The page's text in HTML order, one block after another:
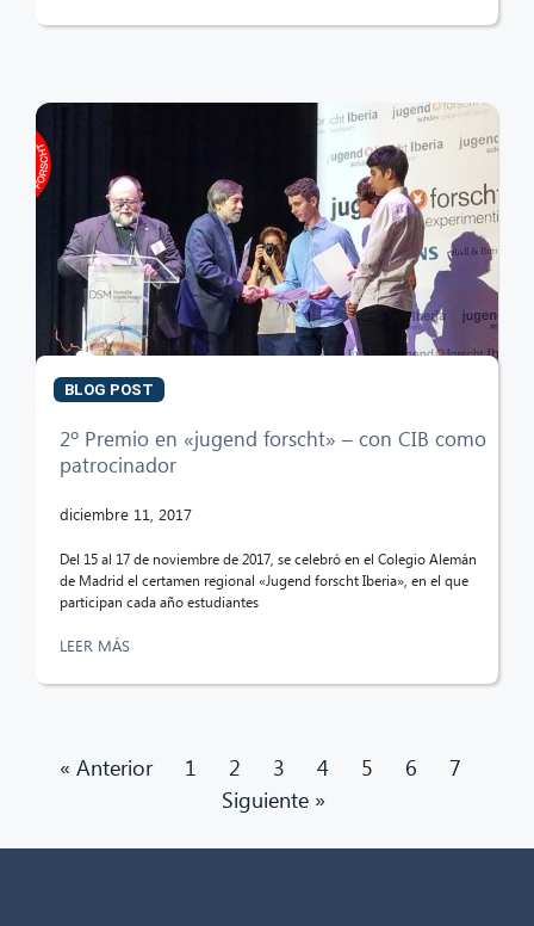
BLOG POST
2º Premio en «jugend forscht» – con CIB como
patrocinador
diciembre 11, 2017
Del 15 al 17 de noviembre de 2017, se celebró en el Colegio Alemán
de Madrid el certamen regional «Jugend forscht Iberia», en el que
participan cada año estudiantes
LEER MÁS
« Anterior 1 2 3 4 5 6
7
Siguiente »